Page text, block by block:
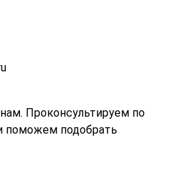
Проконсультируем по
поможем подобрать